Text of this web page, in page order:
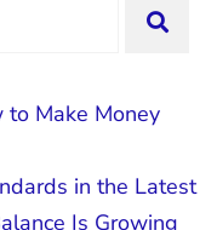
to Make Money
in the Latest
Is Growing